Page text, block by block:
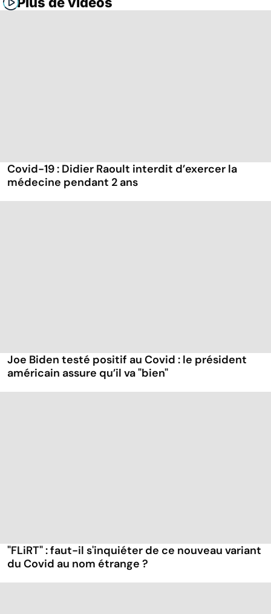
Covid-19 : Didier Raoult interdit d’exercer la
médecine pendant 2 ans
Joe Biden testé positif au Covid : le président
américain assure qu’il va "bien"
"FLiRT" : faut-il s'inquiéter de ce nouveau variant
du Covid au nom étrange ?